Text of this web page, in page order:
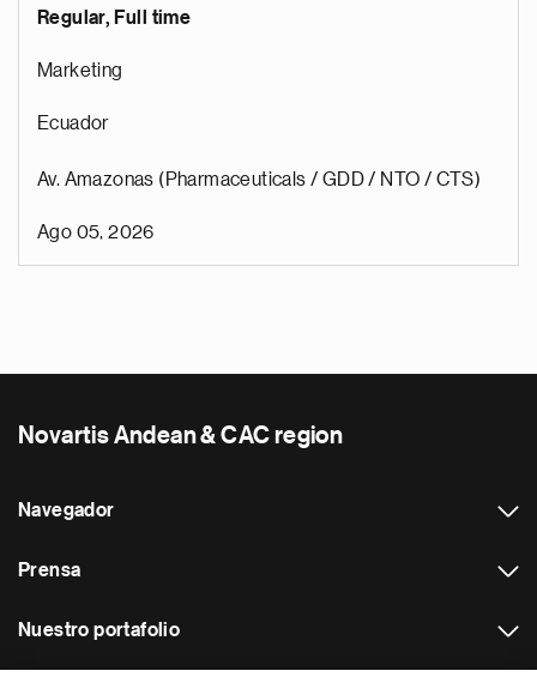
Regular, Full time
Marketing
Ecuador
Av. Amazonas (Pharmaceuticals / GDD / NTO / CTS)
Ago 05, 2026
Novartis Andean & CAC region
Navegador
Prensa
Nuestro portafolio